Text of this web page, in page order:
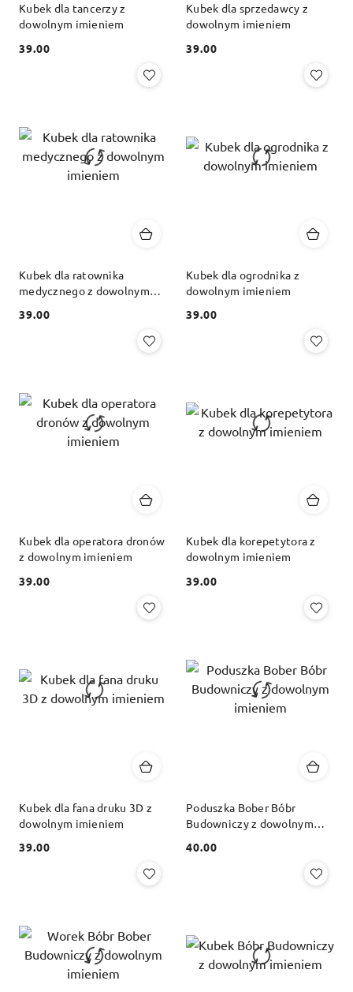
Kubek dla tancerzy z
dowolnym imieniem
Cena:
39.00
Kubek dla sprzedawcy z
dowolnym imieniem
Cena:
39.00
Kubek dla ratownika
medycznego z dowolnym
Cena:
39.00
Kubek dla ogrodnika z
dowolnym imieniem
Cena:
39.00
Kubek dla operatora dronów
z dowolnym imieniem
Cena:
39.00
Kubek dla korepetytora z
dowolnym imieniem
Cena:
39.00
Kubek dla fana druku 3D z
dowolnym imieniem
Cena:
39.00
Poduszka Bober Bóbr
Budowniczy z dowolnym
Cena:
40.00